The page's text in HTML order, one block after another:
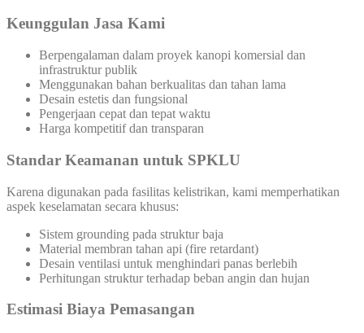
Keunggulan Jasa Kami
Berpengalaman dalam proyek kanopi komersial dan
infrastruktur publik
Menggunakan bahan berkualitas dan tahan lama
Desain estetis dan fungsional
Pengerjaan cepat dan tepat waktu
Harga kompetitif dan transparan
Standar Keamanan untuk SPKLU
Karena digunakan pada fasilitas kelistrikan, kami memperhatikan
aspek keselamatan secara khusus:
Sistem grounding pada struktur baja
Material membran tahan api (fire retardant)
Desain ventilasi untuk menghindari panas berlebih
Perhitungan struktur terhadap beban angin dan hujan
Estimasi Biaya Pemasangan